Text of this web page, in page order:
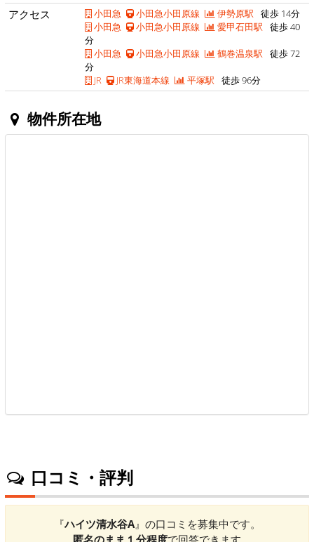
アクセス
小田急 小田急小田原線 伊勢原駅 徒歩 14分
小田急
小田急小田原線 愛甲石田駅 徒歩 40
分
小田急
小田急小田原線 鶴巻温泉駅 徒歩 72
分
JR
JR東海道本線 平塚駅 徒歩 96分
物件所在地
口コミ・評判
『ハイツ清水谷A』の口コミを募集中です。
匿名のまま１分程度で回答できます